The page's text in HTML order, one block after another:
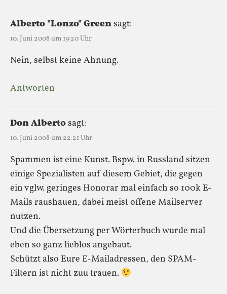
Alberto "Lonzo" Greensagt:
10. Juni 2008 um 19:20 Uhr
Nein, selbst keine Ahnung.
Antworten
Don Albertosagt:
10. Juni 2008 um 22:21 Uhr
Spammen ist eine Kunst. Bspw. in Russland sitzen
einige Spezialisten auf diesem Gebiet, die gegen
ein vglw. geringes Honorar mal einfach so 100k E-
Mails raushauen, dabei meist offene Mailserver
nutzen.
Und die Übersetzung per Wörterbuch wurde mal
eben so ganz lieblos angebaut.
Schützt also Eure E-Mailadressen, den SPAM-
Filtern ist nicht zuu trauen.